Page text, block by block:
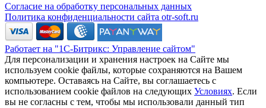
Согласие на обработку персональных данных
Политика конфиденциальности сайта otr-soft.ru
Работает на "1С-Битрикс: Управление сайтом"
Для персонализации и хранения настроек на Сайте мы
используем cookie файлы, которые сохраняются на Вашем
компьютере. Оставаясь на Сайте, вы соглашаетесь с
использованием cookie файлов на следующих Условиях. Если
вы не согласны с тем, чтобы мы использовали данный тип